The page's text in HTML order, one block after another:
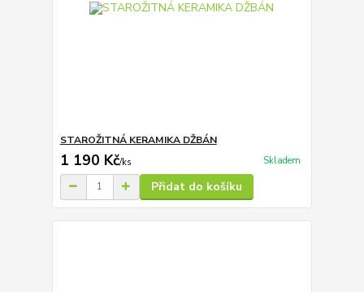
STAROŽITNÁ KERAMIKA DŽBÁN
1 190 Kč/ks Skladem
Přidat do košíku